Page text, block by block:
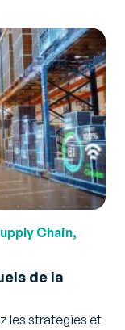
Chain,
de la
les stratégies et